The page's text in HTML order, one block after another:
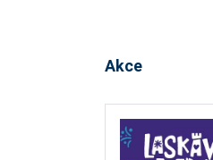
Akce